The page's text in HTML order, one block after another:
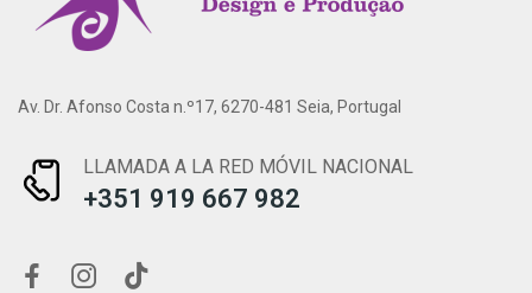
Av. Dr. Afonso Costa n.º17, 6270-481 Seia, Portugal
LLAMADA A LA RED MÓVIL NACIONAL
+351 919 667 982